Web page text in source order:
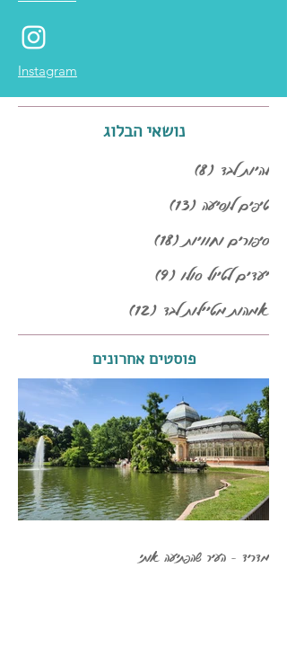
Instagram
נושאי הבלוג
להיות לבד (8)
טיפים לנסיעה(13)
סיפורים וחוויות(18)
יעדים לטיול סולו(9)
אמהות מטיילות לבד (12)
פוסטים אחרונים
מדריד - העיר שהפתיעה אותי